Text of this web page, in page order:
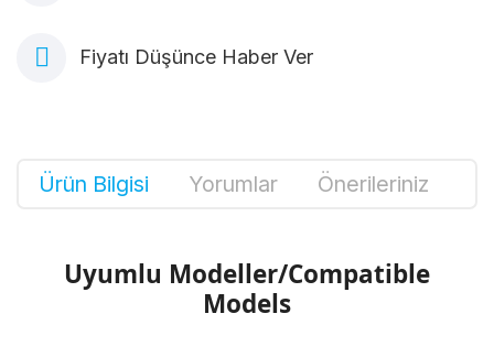
Fiyatı Düşünce Haber Ver
Ürün Bilgisi Yorumlar Önerileriniz
Uyumlu Modeller/Compatible
Models